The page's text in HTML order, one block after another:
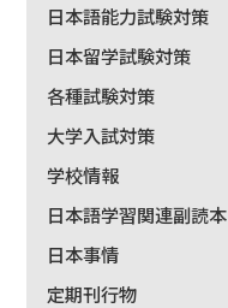
日本語能力試験対策
日本留学試験対策
各種試験対策
大学入試対策
学校情報
日本語学習関連副読本
日本事情
定期刊行物